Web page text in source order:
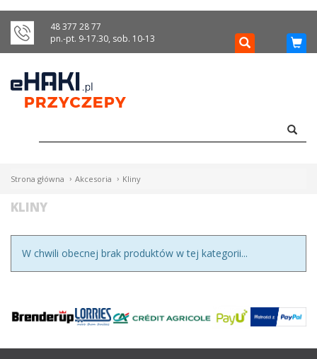
Menu
HOLOWNICZE
ELEKTRYCZNE
BAGAŻNIKI
ROWEROWE
Bagażniki
48 377 28 77
pn.-pt. 9-17.30, sob. 10-13
Strona główna Akcesoria Kliny
KLINY
W chwili obecnej brak produktów w tej kategorii...